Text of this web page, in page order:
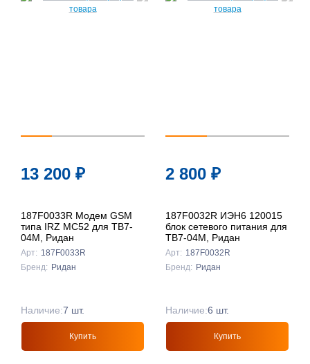
13 200 ₽
187F0033R Модем GSM
типа IRZ MC52 для ТВ7-
04М, Ридан
Арт: 187F0033R
Бренд: Ридан
Наличие:7 шт.
Купить
2 800 ₽
187F0032R ИЭН6 120015
блок сетевого питания для
ТВ7-04М, Ридан
Арт: 187F0032R
Бренд: Ридан
Наличие:6 шт.
Купить